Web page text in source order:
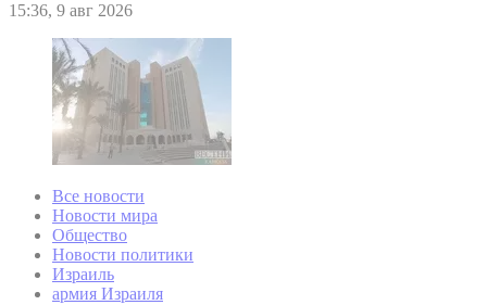
15:36, 9 авг 2026
Все новости
Новости мира
Общество
Новости политики
Израиль
армия Израиля